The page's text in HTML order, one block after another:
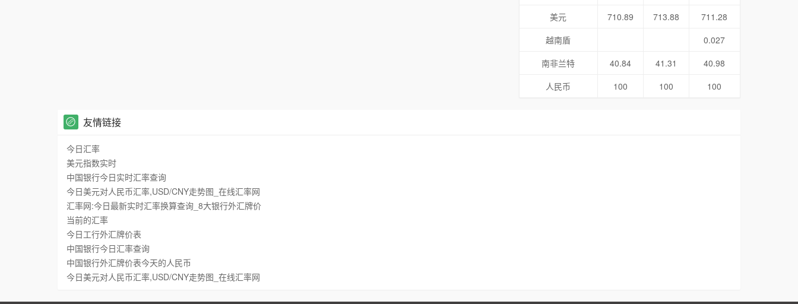
美元
710.89 713.88
711.28
越南盾
0.027
南非兰特
40.84 41.31
40.98
人民币
100 100 100
友情链接
今日汇率
美元指数实时
中国银行今日实时汇率查询
今日美元对人民币汇率,USD/CNY走势图_在线汇率网
汇率网:今日最新实时汇率换算查询_8大银行外汇牌价
当前的汇率
今日工行外汇牌价表
中国银行今日汇率查询
中国银行外汇牌价表今天的人民币
今日美元对人民币汇率,USD/CNY走势图_在线汇率网